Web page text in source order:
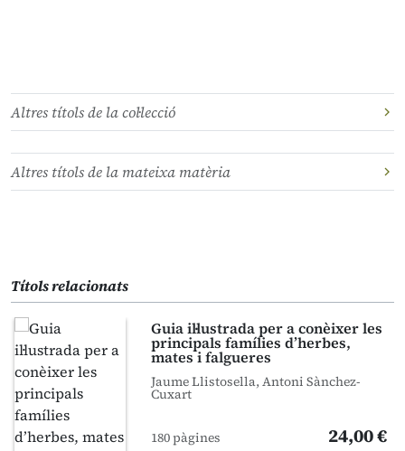
Altres títols de la col·lecció
Altres títols de la mateixa matèria
Títols relacionats
Guia il·lustrada per a conèixer les
principals famílies d’herbes,
mates i falgueres
Jaume Llistosella, Antoni Sànchez-
Cuxart
180 pàgines 24,00 €